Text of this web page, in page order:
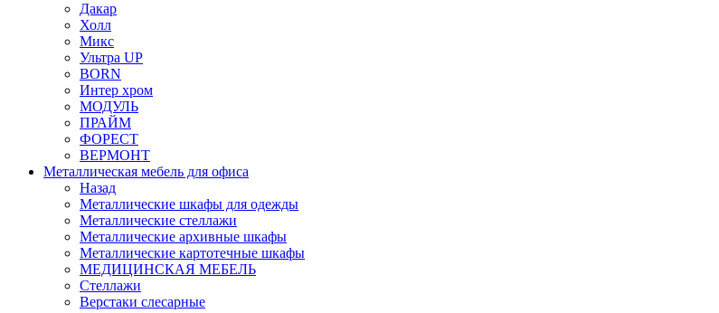
Дакар
Холл
Микс
Ультра UP
BORN
Интер хром
МОДУЛЬ
ПРАЙМ
ФОРЕСТ
ВЕРМОНТ
Металлическая мебель для офиса
Назад
Металлические шкафы для одежды
Металлические стеллажи
Металлические архивные шкафы
Металлические картотечные шкафы
МЕДИЦИНСКАЯ МЕБЕЛЬ
Стеллажи
Верстаки слесарные